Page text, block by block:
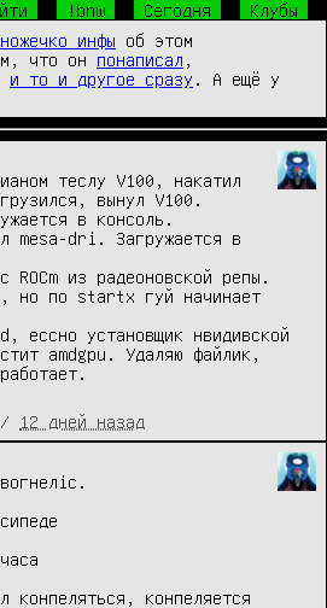
!bnw Сегодня
Клубы
инфы об этом
что он понаписал
и то и другое сразу . А ещё у
теслу V100, накатил
вынул V100.
в консоль.
mesa-dri. Загружается в
из радеоновской репы.
но по startx гуй начинает
ессно установщик нвидивской
amdgpu. Удаляю файлик,
/ 12 дней назад
конпеляться, конпеляется